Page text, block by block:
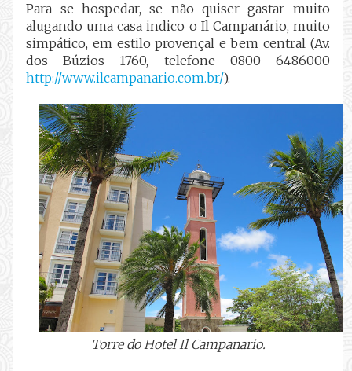
Para se hospedar, se não quiser gastar muito
alugando uma casa indico o Il Campanário, muito
simpático, em estilo provençal e bem central (Av.
dos Búzios 1760, telefone 0800 6486000
http://www.ilcampanario.com.br/).
Torre do Hotel Il Campanario.